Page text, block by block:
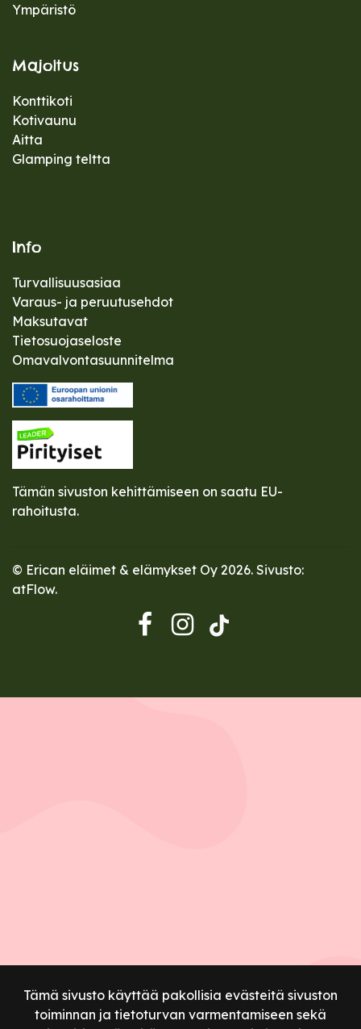
Tämä sivusto käyttää pakollisia evästeitä sivuston
toiminnan ja tietoturvan varmentamiseen sekä
Ympäristö
Majoitus
Konttikoti
Kotivaunu
Aitta
Glamping teltta
Info
Turvallisuusasiaa
Varaus- ja peruutusehdot
Maksutavat
Tietosuojaseloste
Omavalvontasuunnitelma
Tämän sivuston kehittämiseen on saatu EU-
rahoitusta.
© Erican eläimet & elämykset Oy 2026. Sivusto:
atFlow.